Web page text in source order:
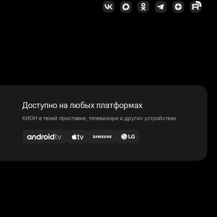
Доступно на любых платформах
КИОН в твоей приставке, телевизоре и других устройствах